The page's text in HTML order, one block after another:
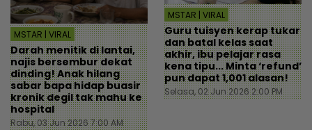
MSTAR | VIRAL
Darah menitik di lantai,
najis bersembur dekat
dinding! Anak hilang
sabar bapa hidap buasir
kronik degil tak mahu ke
hospital
Rabu, 03 Jun 2026 7:00 AM
MSTAR | VIRAL
Guru tuisyen kerap tukar
dan batal kelas saat
akhir, ibu pelajar rasa
kena tipu... Minta ‘refund’
pun dapat 1,001 alasan!
Selasa, 02 Jun 2026 2:00 PM